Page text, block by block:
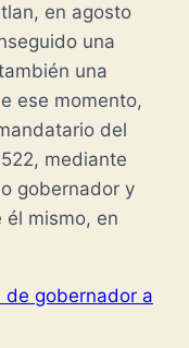
en agosto
una
una
ese momento,
del
mediante
gobernador y
él mismo, en
de gobernador a